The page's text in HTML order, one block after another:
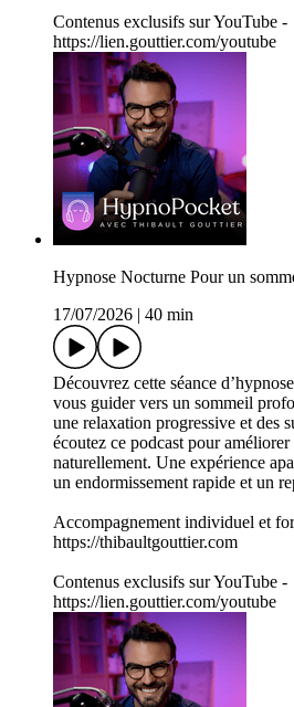
Contenus exclusifs sur YouTube -
https://lien.gouttier.com/youtube
Hypnose Nocturne Pour un
17/07/2026
40 min
Découvrez cette séance
vous guider vers un sommeil
une relaxation progressive et des
écoutez ce podcast pour
naturellement. Une expérience
un endormissement rapide et un
Accompagnement individuel et
https://thibaultgouttier.com
Contenus exclusifs sur YouTube -
https://lien.gouttier.com/youtube